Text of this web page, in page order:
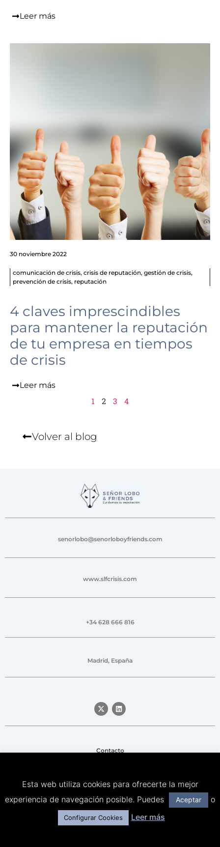
Leer más
30 noviembre 2022
comunicación de crisis, crisis de reputación, gestión de crisis,
prevención de crisis, reputación
4 claves imprescindibles
para mantener la reputación
de tu empresa en tiempos
de crisis
Leer más
1 2 3 4
Volver al blog
senorlobo@senorloboyfriends.com
www.slfcrisis.com
+34 628 666 816
Madrid, España
Contacto
Política de privacidad
Política de Cookies
Esta web utiliza cookies para ofrecerte la mejor
experiencia de navegación posible. Puedes
Aceptar o
Configurar Cookies Leer más